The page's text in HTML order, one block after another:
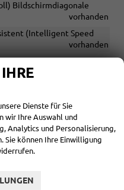
Bildschirmdiagonale
vorhanden
(Intelligent Speed
vorhanden
Control, SCC 2.0 mit S&G)
hinten
vorhanden
vorhanden
Dienste für Sie
wir Ihre Auswahl und
Analytics und Personalisierung,
Sie können Ihre Einwilligung